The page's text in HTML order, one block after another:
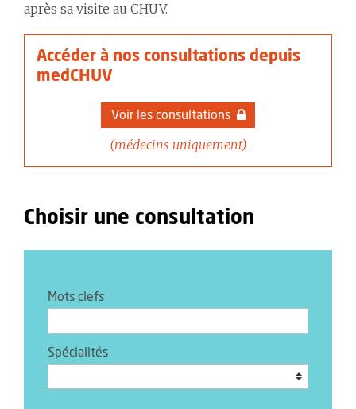
après sa visite au CHUV.
Accéder à nos consultations depuis
medCHUV
Voir les consultations
(médecins uniquement)
Choisir une consultation
Mots clefs
Spécialités